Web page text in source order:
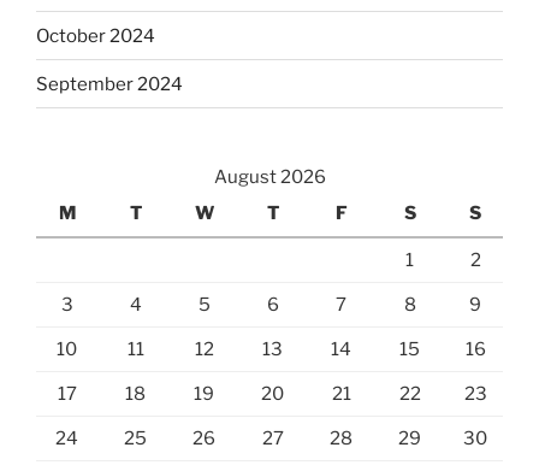
October 2024
September 2024
August 2026
M
T W T F S S
1 2
3 4 5 6 7 8 9
10 11 12 13 14 15 16
17 18 19 20 21 22 23
24 25 26 27 28 29 30